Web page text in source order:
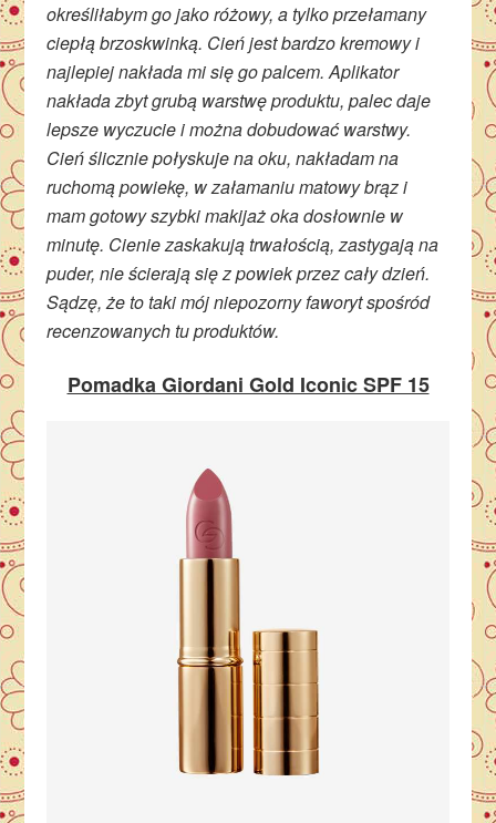
określiłabym go jako różowy, a tylko przełamany
ciepłą brzoskwinką. Cień jest bardzo kremowy i
najlepiej nakłada mi się go palcem. Aplikator
nakłada zbyt grubą warstwę produktu, palec daje
lepsze wyczucie i można dobudować warstwy.
Cień ślicznie połyskuje na oku, nakładam na
ruchomą powiekę, w załamaniu matowy brąz i
mam gotowy szybki makijaż oka dosłownie w
minutę. Cienie zaskakują trwałością, zastygają na
puder, nie ścierają się z powiek przez cały dzień.
Sądzę, że to taki mój niepozorny faworyt spośród
recenzowanych tu produktów.
Pomadka Giordani Gold Iconic SPF 15